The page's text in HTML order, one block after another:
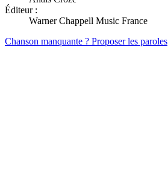
Éditeur :
Warner Chappell Music France
Chanson manquante ? Proposer les paroles